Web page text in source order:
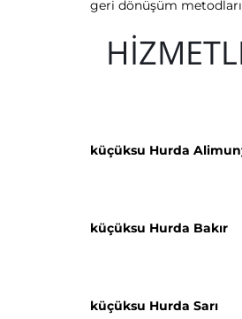
geri dönüşüm
küçüksu Hurda
küçüksu Hurda Bakır
küçüksu Hurda Sarı